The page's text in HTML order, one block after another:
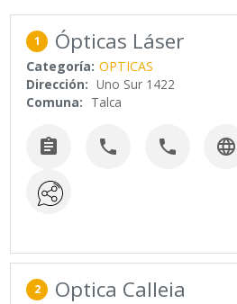
1 Ópticas Láser
Categoría: OPTICAS
Dirección: Uno Sur 1422
Comuna: Talca
   
2 Optica Calleia